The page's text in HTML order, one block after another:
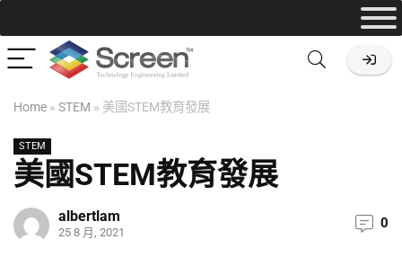
Home » STEM » 美國STEM教育發展
STEM
美國STEM教育發展
albertlam
25 8 月, 2021
0